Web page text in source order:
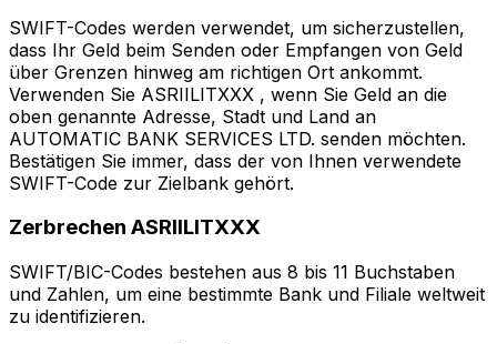
SWIFT-Codes werden verwendet, um sicherzustellen,
dass Ihr Geld beim Senden oder Empfangen von Geld
über Grenzen hinweg am richtigen Ort ankommt.
Verwenden Sie ASRIILITXXX , wenn Sie Geld an die
oben genannte Adresse, Stadt und Land an
AUTOMATIC BANK SERVICES LTD. senden möchten.
Bestätigen Sie immer, dass der von Ihnen verwendete
SWIFT-Code zur Zielbank gehört.
Zerbrechen ASRIILITXXX
SWIFT/BIC-Codes bestehen aus 8 bis 11 Buchstaben
und Zahlen, um eine bestimmte Bank und Filiale weltweit
zu identifizieren.